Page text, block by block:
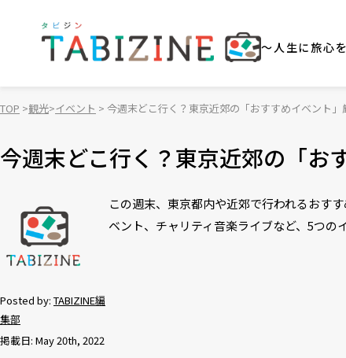
～人生に旅心
TOP 観光 イベント 今週末どこ行く？東京近郊の「おすすめイベント」
今週末どこ行く？東京近郊の「お
Posted by: TABIZINE編
集部
掲載日: May 20th, 2022
この週末、東京都内や近郊で行われるおす
ベント、チャリティ音楽ライブなど、5つの